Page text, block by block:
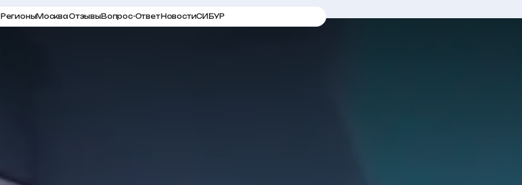
РегионыМоскваОтзывыВопрос-ОтветНовостиСИБУР